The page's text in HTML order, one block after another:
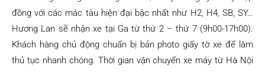
đồng với các mác tàu hiện đại bậc nhất như H2, H4, SB, SY…
Hương Lan sẽ nhận xe tại Ga từ thứ 2 – thứ 7 (9h00-17h00).
Khách hàng chủ động chuẩn bị bản photo giấy tờ xe để làm
thủ tục nhanh chóng. Thời gian vận chuyển xe máy từ Hà Nội